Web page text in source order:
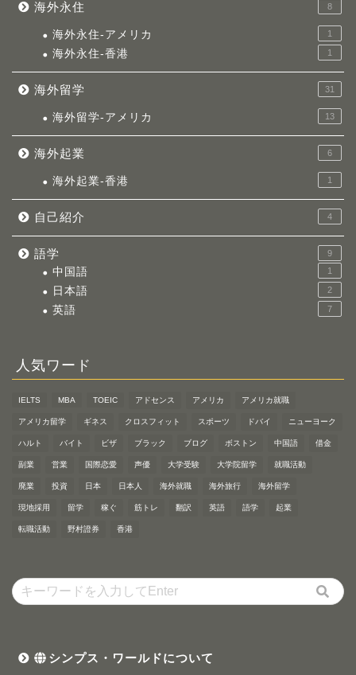
海外永住 8
海外永住-アメリカ 1
海外永住-香港 1
海外留学 31
海外留学-アメリカ 13
海外起業 6
海外起業-香港 1
自己紹介 4
語学 9
中国語 1
日本語 2
英語 7
人気ワード
IELTS MBA TOEIC アドセンス アメリカ アメリカ就職
アメリカ留学 ギネス クロスフィット スポーツ ドバイ ニューヨーク
ハルト バイト ビザ ブラック ブログ ボストン 中国語 借金
副業 営業 国際恋愛 声優 大学受験 大学院留学 就職活動
廃業 投資 日本 日本人 海外就職 海外旅行 海外留学
現地採用 留学 稼ぐ 筋トレ 翻訳 英語 語学 起業
転職活動 野村證券 香港
シンプス・ワールドについて